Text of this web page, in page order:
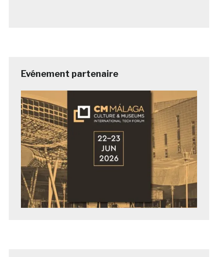
Evénement partenaire